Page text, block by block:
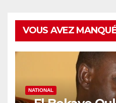
VOUS AVEZ
NATIONAL